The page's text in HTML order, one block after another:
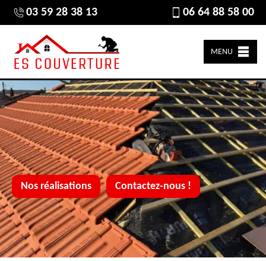
03 59 28 38 13 06 64 88 58 00
MENU
Nos réalisations Contactez-nous !